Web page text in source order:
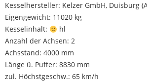
Kesselhersteller: Kelzer GmbH, Duisburg
Eigengewicht: 11020 kg
Kesselinhalt:
hl
Anzahl der Achsen: 2
Achsstand: 4000 mm
Länge ü. Puffer: 8830 mm
zul. Höchstgeschw.: 65 km/h